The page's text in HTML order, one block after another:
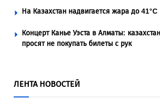
На Казахстан надвигается жара до 41°C
Концерт Канье Уэста в Алматы:
просят не покупать билеты с рук
ЛЕНТА НОВОСТЕЙ